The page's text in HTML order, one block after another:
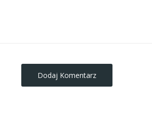
Dodaj Komentarz